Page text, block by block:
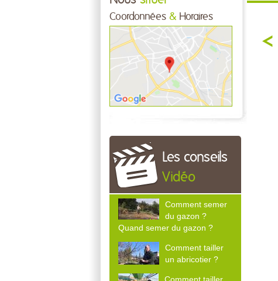
Coordonnées & Horaires
Les conseils
Vidéo
Comment semer
du gazon ?
Quand semer du gazon ?
Comment tailler
un abricotier ?